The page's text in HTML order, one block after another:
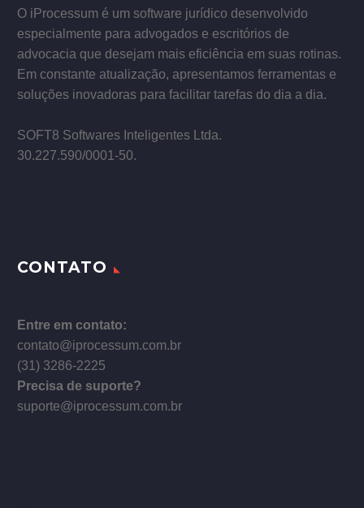
O iProcessum é um software jurídico desenvolvido
especialmente para advogados e escritórios de
advocacia que desejam mais eficiência em suas rotinas.
Em constante atualização, apresentamos ferramentas e
soluções inovadoras para facilitar tarefas do dia a dia.
SOFT8 Softwares Inteligentes Ltda.
30.227.590/0001­-50.
CONTATO
Entre em contato:
contato@iprocessum.com.br
(31) 3286-2225
Precisa de suporte?
suporte@iprocessum.com.br